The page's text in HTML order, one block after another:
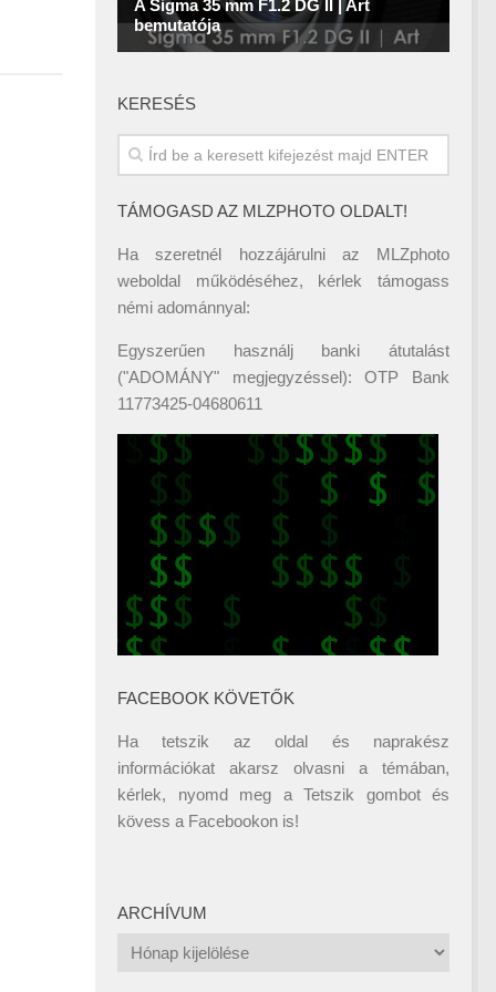
KERESÉS
TÁMOGASD AZ MLZPHOTO OLDALT!
Ha szeretnél hozzájárulni az MLZphoto
weboldal működéséhez, kérlek támogass
némi adománnyal:
Egyszerűen használj banki átutalást
("ADOMÁNY" megjegyzéssel): OTP Bank
11773425-04680611
FACEBOOK KÖVETŐK
Ha tetszik az oldal és naprakész
információkat akarsz olvasni a témában,
kérlek, nyomd meg a Tetszik gombot és
kövess a Facebookon is!
ARCHÍVUM
Archívum